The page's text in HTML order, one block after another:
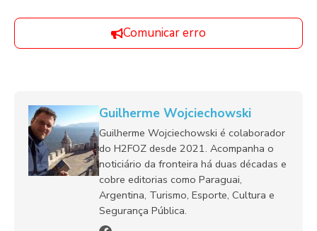
Comunicar erro
Guilherme Wojciechowski
Guilherme Wojciechowski é colaborador
do H2FOZ desde 2021. Acompanha o
noticiário da fronteira há duas décadas e
cobre editorias como Paraguai,
Argentina, Turismo, Esporte, Cultura e
Segurança Pública.